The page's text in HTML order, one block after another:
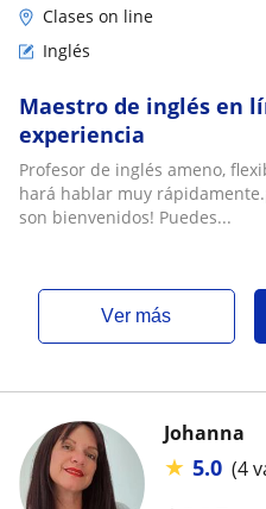
Clases on line
Inglés
Maestro de inglés en
experiencia
Profesor de inglés ameno,
hará hablar muy
son bienvenidos! Puedes...
ver más
Johanna
★ 5.0 (4